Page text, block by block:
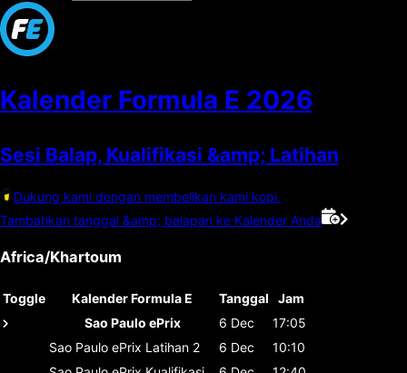
Kalender Formula E 2026
Sesi Balap, Kualifikasi &amp; Latihan
Dukung kami dengan membelikan kami kopi.
Tambahkan tanggal &amp; balapan ke Kalender Anda
Africa/Khartoum
Toggle Kalender Formula E Tanggal
Jam
Sao Paulo ePrix
6 Dec
17:05
Sao Paulo ePrix Latihan 2 6 Dec
10:10